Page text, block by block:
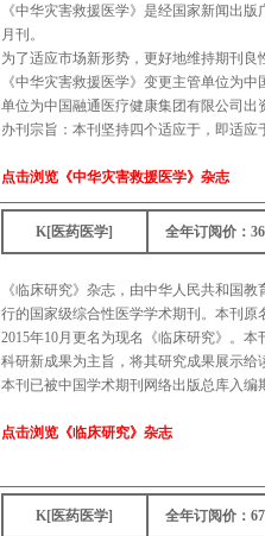
《中华灾害救援医学》是经国家新闻出
月刊。
为了适应市场新形势，更好地维持期刊良
《中华灾害救援医学》变更主管单位为
单位为中国融通医疗健康集团有限公司
办刊宗旨：本刊坚持四个适应于，即适
点击浏览《中华灾害救援医学》杂志
K[医药医学] 全年订阅价：
《临床研究》杂志，由中华人民共和国
行的国家级综合性医学学术期刊。本刊原
2015年10月更名为现名《临床研究》。
科研新成果为主旨，将其研究成果展示
本刊已被中国学术期刊网络出版总库入
点击浏览《临床研究》杂志
K[医药医学] 全年订阅价：